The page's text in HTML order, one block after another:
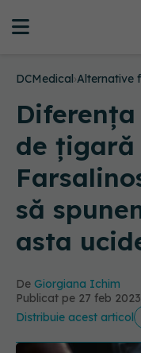
DCMedical›Alternative
de țigară
să
asta
De Giorgiana Ichim
Publicat pe 27 feb
Distribuie acest articol